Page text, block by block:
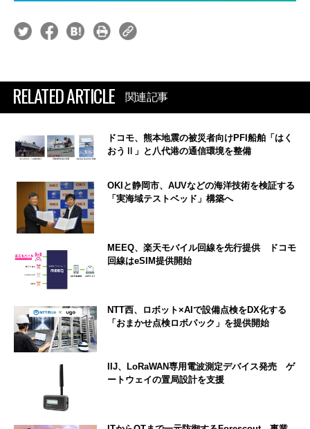
RELATED ARTICLE 関連記事
ドコモ、熊本地震の被災者向けPFI船舶「はく
おうⅡ」と八代港の通信環境を整備
OKIと静岡市、AUVなどの海洋技術を検証する
「実海域テストベッド」構築へ
MEEQ、楽天モバイル回線を先行提供 ドコモ
回線はeSIM提供開始
NTT西、ロボット×AIで設備点検をDX化する
「おまかせ点検ロボパック」を提供開始
IIJ、LoRaWAN専用電波測定デバイス発売 ゲ
ートウェイの置局設計を支援